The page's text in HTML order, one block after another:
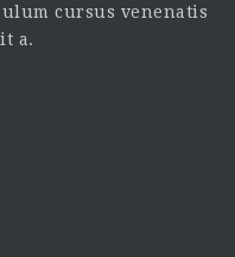
cursus venenatis
a.